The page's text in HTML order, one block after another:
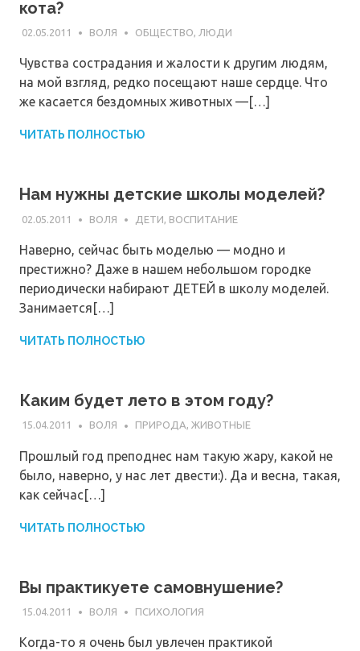
кота?
02.05.2011 ВОЛЯ ОБЩЕСТВО, ЛЮДИ
Чувства сострадания и жалости к другим людям,
на мой взгляд, редко посещают наше сердце. Что
же касается бездомных животных —[…]
ЧИТАТЬ ПОЛНОСТЬЮ
Нам нужны детские школы моделей?
02.05.2011 ВОЛЯ ДЕТИ, ВОСПИТАНИЕ
Наверно, сейчас быть моделью — модно и
престижно? Даже в нашем небольшом городке
периодически набирают ДЕТЕЙ в школу моделей.
Занимается[…]
ЧИТАТЬ ПОЛНОСТЬЮ
Каким будет лето в этом году?
15.04.2011 ВОЛЯ ПРИРОДА, ЖИВОТНЫЕ
Прошлый год преподнес нам такую жару, какой не
было, наверно, у нас лет двести:). Да и весна, такая,
как сейчас[…]
ЧИТАТЬ ПОЛНОСТЬЮ
Вы практикуете самовнушение?
15.04.2011 ВОЛЯ ПСИХОЛОГИЯ
Когда-то я очень был увлечен практикой